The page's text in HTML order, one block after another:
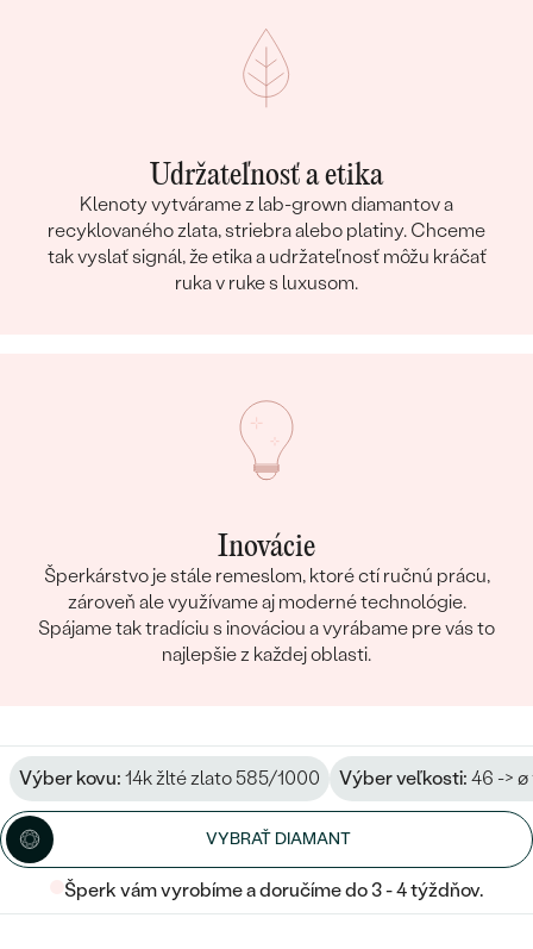
Udržateľnosť a etika
Klenoty vytvárame z lab-grown diamantov a
recyklovaného zlata, striebra alebo platiny. Chceme
tak vyslať signál, že etika a udržateľnosť môžu kráčať
ruka v ruke s luxusom.
Inovácie
Šperkárstvo je stále remeslom, ktoré ctí ručnú prácu,
zároveň ale využívame aj moderné technológie.
Spájame tak tradíciu s inováciou a vyrábame pre vás to
najlepšie z každej oblasti.
Výber kovu: 14k žlté zlato 585/1000 Výber veľkosti: 46 -> ø
VYBRAŤ DIAMANT
Šperk vám vyrobíme a doručíme do 3 - 4 týždňov.